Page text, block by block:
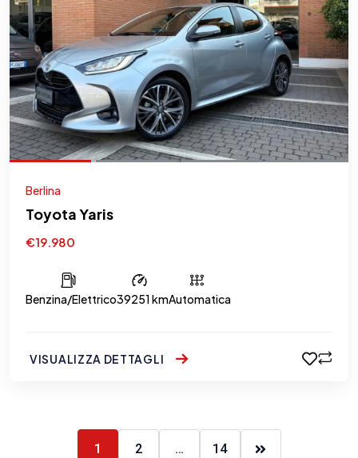
Berlina
Toyota Yaris
€19.980
Benzina/Elettrico39251 kmAutomatica
VISUALIZZA DETTAGLI
1 2 … 14